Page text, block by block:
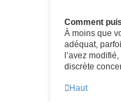
Comment
À moins que
adéquat,
l’avez
discrète
Haut